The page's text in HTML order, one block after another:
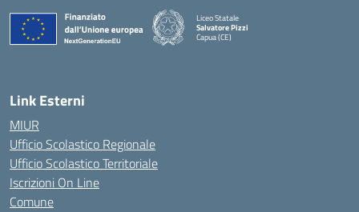
Liceo Statale
Salvatore Pizzi
Capua (CE)
— Visita la pagina iniziale della scuola
Link Esterni
MIUR
Ufficio Scolastico Regionale
Ufficio Scolastico Territoriale
Iscrizioni On Line
Comune